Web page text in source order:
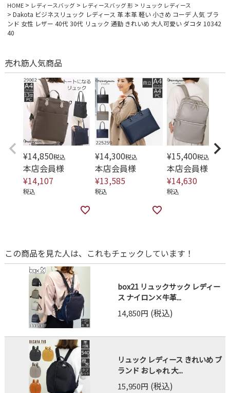
HOME レディースバッグ レディースバッグ 形 リュック レディース
Dakota ビジネスリュック レディース 革 本革 軽い 小さめ コーデ 人気 ブラ
ンド 女性 レザー 40代 30代 リュック 通勤 きれいめ 大人可愛い ダコタ 10342
40
売れ筋人気商品
¥14,850税込
本店会員様
¥14,107
税込
¥14,300税込
本店会員様
¥13,585
税込
¥15,400税込
本店会員様
¥14,630
税込
この商品を見た人は、これもチェックしています！
box21 リュックサック レディー
ス ナイロン×牛革...
14,850円 (税込)
リュック レディース きれいめ ブ
ランド おしゃれ 大...
15,950円 (税込)